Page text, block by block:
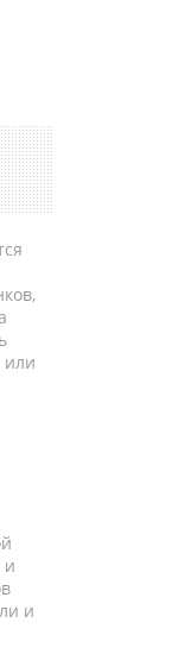
или
и
и